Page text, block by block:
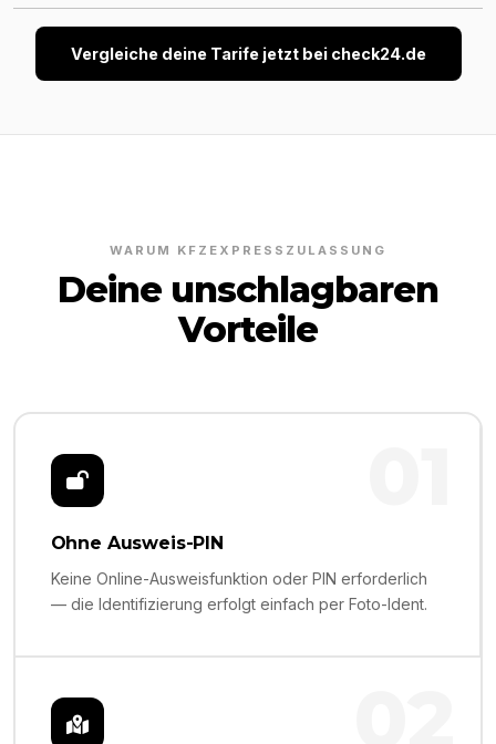
Vergleiche deine Tarife jetzt bei check24.de
WARUM KFZEXPRESSZULASSUNG
Deine unschlagbaren
Vorteile
Ohne Ausweis-PIN
Keine Online-Ausweisfunktion oder PIN erforderlich
— die Identifizierung erfolgt einfach per Foto-Ident.